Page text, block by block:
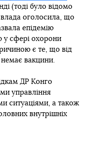
(тоді було відомо
влада оголосила, що
епідемію
у сфері охорони
є те, що від
вакцини.
ДР Конго
управління
ситуаціями, а також
внутрішніх